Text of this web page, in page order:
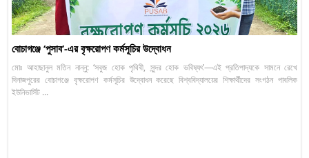
বোচাগঞ্জে ‘পুসাব’-এর বৃক্ষরোপণ কর্মসূচির উদ্বোধন
মোঃ আহাছানুল মতিন নান্নু: ‘সবুজ হোক পৃথিবী, সুন্দর হোক ভবিষ্যৎ’—এই প্রতিপাদ্যকে সামনে রেখে
দিনাজপুরের বোচাগঞ্জে বৃক্ষরোপণ কর্মসূচির উদ্বোধন করেছে বিশ্ববিদ্যালয়ের শিক্ষার্থীদের সংগঠন পাবলিক
ইউনিভার্সিট ...